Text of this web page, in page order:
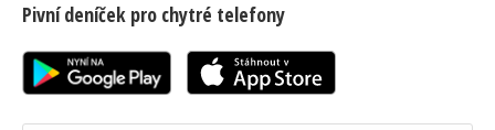
Registrace
Pivní deníček pro chytré telefony